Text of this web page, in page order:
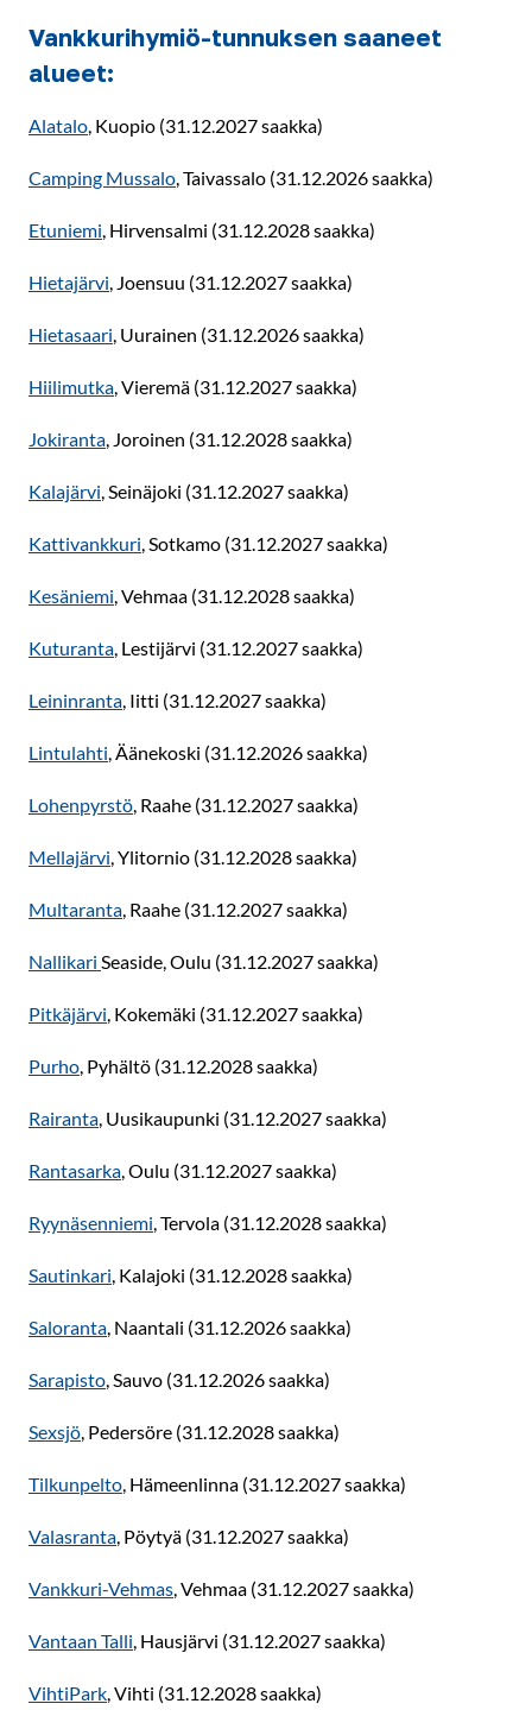
Vankkurihymiö-tunnuksen saaneet
alueet:
Alatalo, Kuopio (31.12.2027 saakka)
Camping Mussalo, Taivassalo (31.12.2026 saakka)
Etuniemi, Hirvensalmi (31.12.2028 saakka)
Hietajärvi, Joensuu (31.12.2027 saakka)
Hietasaari, Uurainen (31.12.2026 saakka)
Hiilimutka, Vieremä (31.12.2027 saakka)
Jokiranta, Joroinen (31.12.2028 saakka)
Kalajärvi, Seinäjoki (31.12.2027 saakka)
Kattivankkuri, Sotkamo (31.12.2027 saakka)
Kesäniemi, Vehmaa (31.12.2028 saakka)
Kuturanta, Lestijärvi (31.12.2027 saakka)
Leininranta, Iitti (31.12.2027 saakka)
Lintulahti, Äänekoski (31.12.2026 saakka)
Lohenpyrstö, Raahe (31.12.2027 saakka)
Mellajärvi, Ylitornio (31.12.2028 saakka)
Multaranta, Raahe (31.12.2027 saakka)
Nallikari Seaside, Oulu (31.12.2027 saakka)
Pitkäjärvi, Kokemäki (31.12.2027 saakka)
Purho, Pyhältö (31.12.2028 saakka)
Rairanta, Uusikaupunki (31.12.2027 saakka)
Rantasarka, Oulu (31.12.2027 saakka)
Ryynäsenniemi, Tervola (31.12.2028 saakka)
Sautinkari, Kalajoki (31.12.2028 saakka)
Saloranta, Naantali (31.12.2026 saakka)
Sarapisto, Sauvo (31.12.2026 saakka)
Sexsjö, Pedersöre (31.12.2028 saakka)
Tilkunpelto, Hämeenlinna (31.12.2027 saakka)
Valasranta, Pöytyä (31.12.2027 saakka)
Vankkuri-Vehmas, Vehmaa (31.12.2027 saakka)
Vantaan Talli, Hausjärvi (31.12.2027 saakka)
VihtiPark, Vihti (31.12.2028 saakka)